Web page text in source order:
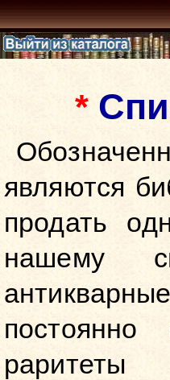
*
являются
продать
нашему